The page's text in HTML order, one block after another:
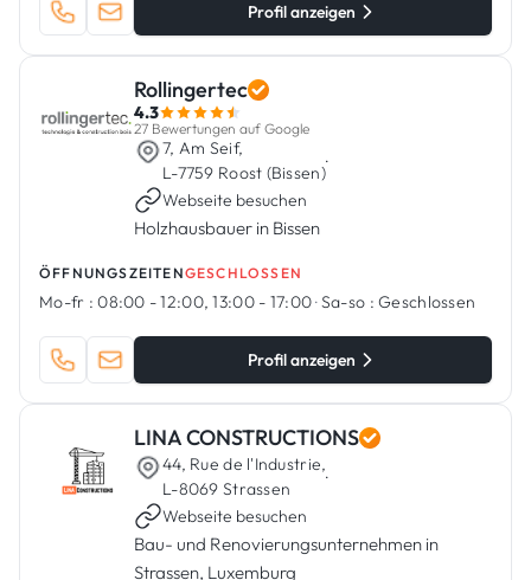
Profil anzeigen
Rollingertec
4.3
27 Bewertungen auf Google
7, Am Seif,
L-7759 Roost (Bissen)
·
Webseite besuchen
Holzhausbauer in Bissen
ÖFFNUNGSZEITENGESCHLOSSEN
Mo-fr : 08:00 - 12:00, 13:00 - 17:00·Sa-so : Geschlossen
Profil anzeigen
LINA CONSTRUCTIONS
44, Rue de l'Industrie,
L-8069 Strassen
·
Webseite besuchen
Bau- und Renovierungsunternehmen in
Strassen, Luxemburg